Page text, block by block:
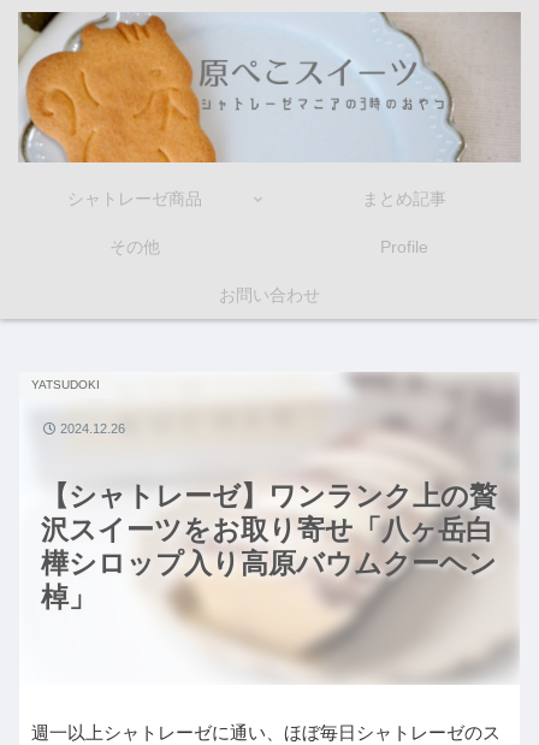
シャトレーゼ商品 まとめ記事
その他 Profile
お問い合わせ
【シャトレーゼ】ワンランク上の贅
沢スイーツをお取り寄せ「八ヶ岳白
樺シロップ入り高原バウムクーヘン
棹」
YATSUDOKI
2024.12.26
週一以上シャトレーゼに通い、ほぼ毎日シャトレーゼのス